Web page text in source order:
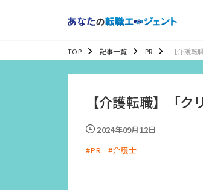
TOP 記事一覧 PR
【介護
徴やメリ
【介護転職】「
2024年09月12日
#PR
#介護士